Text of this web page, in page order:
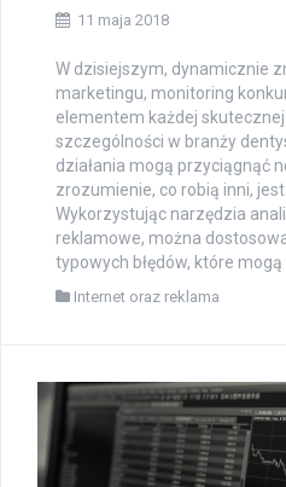
11 maja 2018
W dzisiejszym, dynamicznie
marketingu, monitoring
elementem każdej
szczególności w branży
działania mogą przyciągnąć
zrozumienie, co robią inni,
Wykorzystując narzędzia
reklamowe, można
typowych błędów, które mogą
Internet oraz reklama